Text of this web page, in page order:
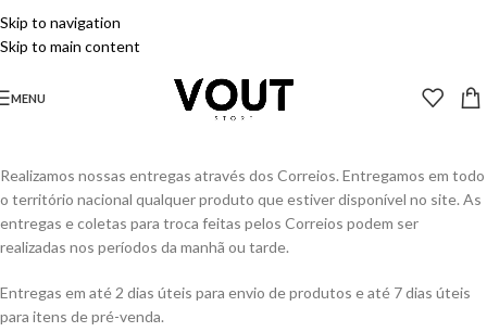
Skip to navigation
Skip to main content
MENU
Realizamos nossas entregas através dos Correios. Entregamos em todo
o território nacional qualquer produto que estiver disponível no site. As
entregas e coletas para troca feitas pelos Correios podem ser
realizadas nos períodos da manhã ou tarde.
Entregas em até 2 dias úteis para envio de produtos e até 7 dias úteis
para itens de pré-venda.